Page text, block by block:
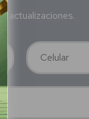
actualizaciones.